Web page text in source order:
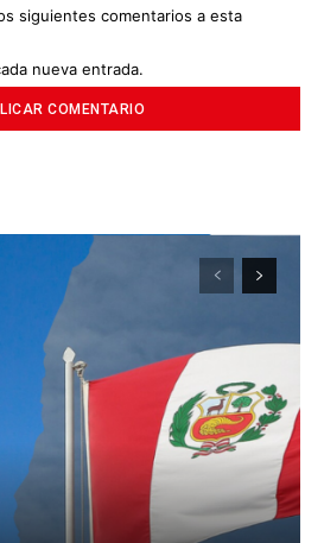
siguientes comentarios a esta
nueva entrada.